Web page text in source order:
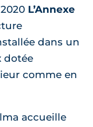
L’Annexe
dans un
dotée
comme en
accueille